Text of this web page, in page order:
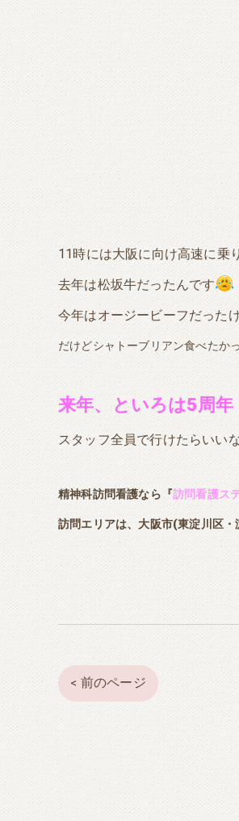
11時には大阪に向け高速に乗
去年は松坂牛だったんです
今年はオージービーフだった
だけどシャトーブリアン食べたか
来年、といろは5周年
スタッフ全員で行けたらいい
精神科訪問看護なら『訪問看護ス
訪問エリアは、大阪市(東淀川区
< 前のページ